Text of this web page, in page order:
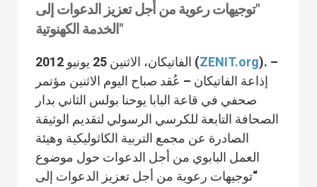
"توجيهات رعوية من أجل تعزيز الدعوات إلى
الخدمة الكهنوتية"
الفاتيكان، الاثنين 25 يونيو 2012 (ZENIT.org). –
إذاعة الفاتيكان – عُقد صباح اليوم الاثنين مؤتمر
صحفي في قاعة البابا يوحنا بولس الثاني بدار
الصحافة التابعة للكرسي الرسولي لتقديم الوثيقة
الصادرة عن مجمع التربية الكاثوليكية وهيئة
العمل البابوي من أجل الدعوات حول موضوع
“توجيهات رعوية من أجل تعزيز الدعوات إلى